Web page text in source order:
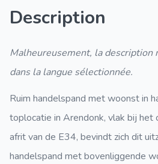
Description
Malheureusement, la description
dans la langue sélectionnée.
Ruim handelspand met woonst in
toplocatie in Arendonk, vlak bij het
afrit van de E34, bevindt zich dit
handelspand met bovenliggende